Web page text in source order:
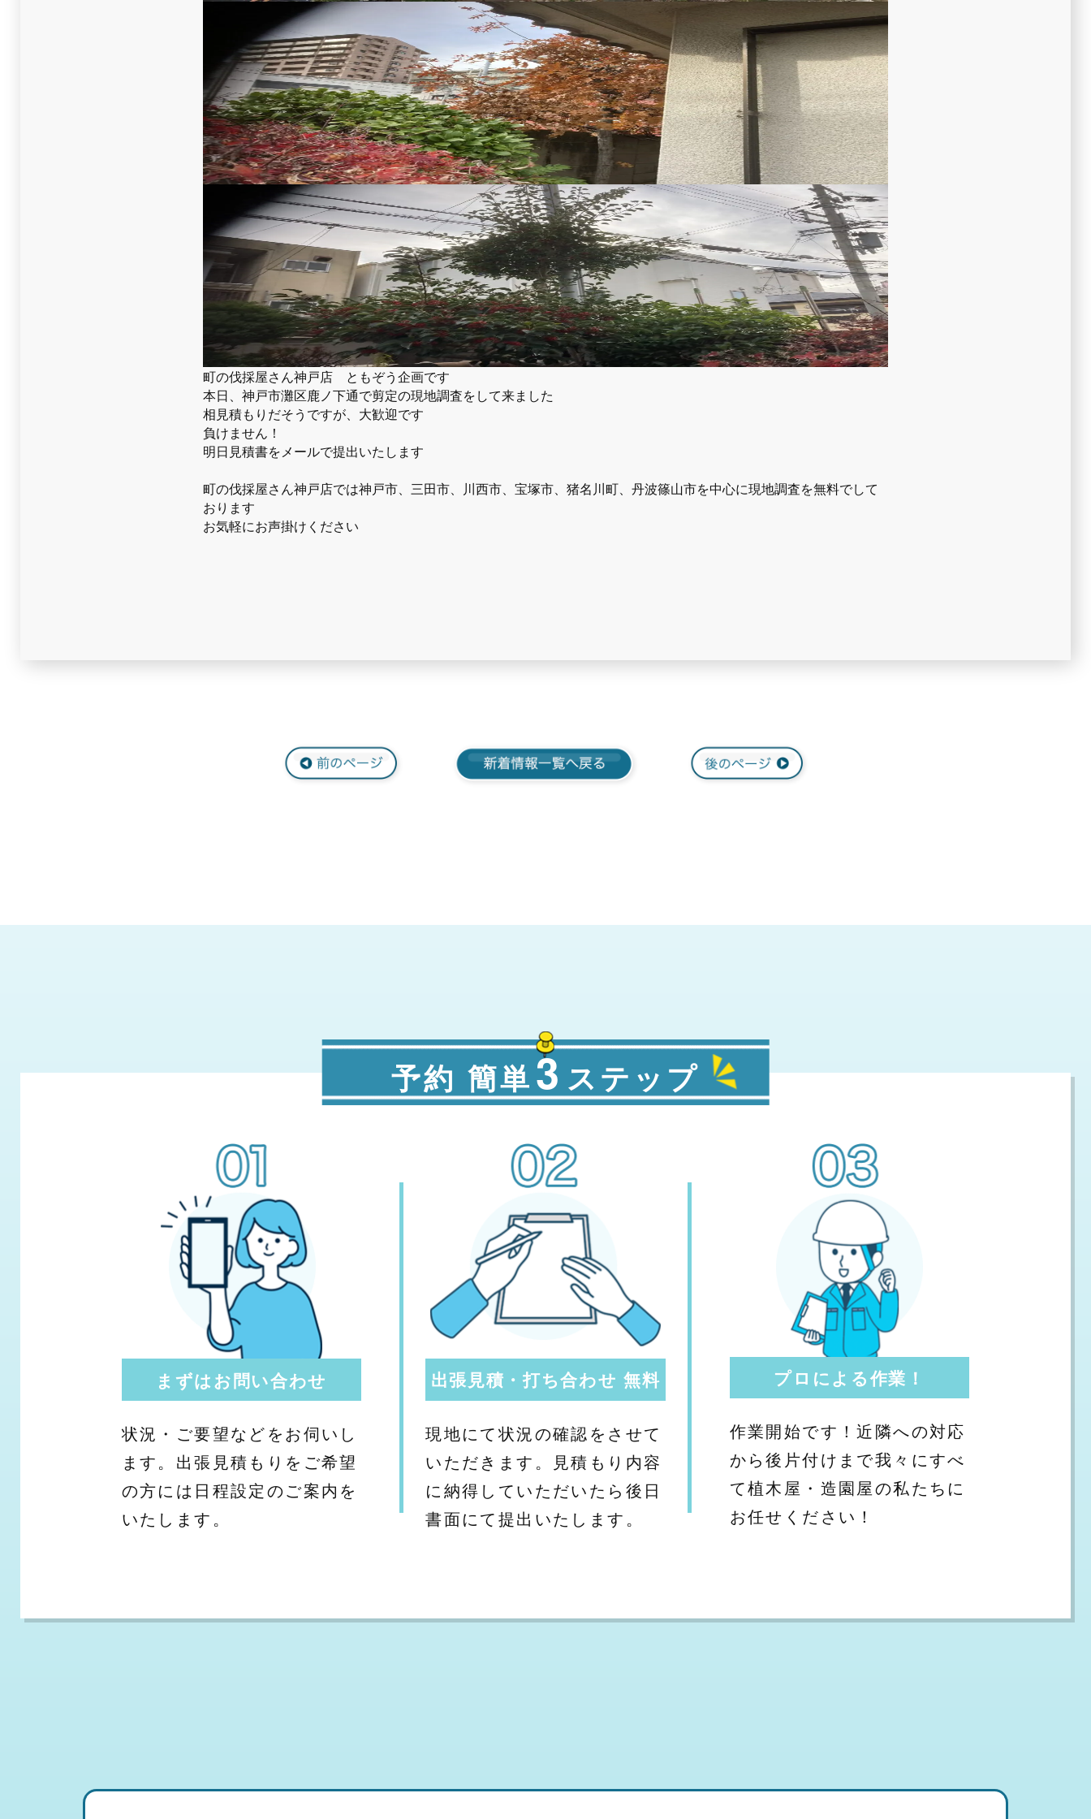
町の伐採屋さん神戸店 ともぞう企画です
本日、神戸市灘区鹿ノ下通で剪定の現地調査をして来ました
相見積もりだそうですが、大歓迎です
負けません！
明日見積書をメールで提出いたします
町の伐採屋さん神戸店では神戸市、三田市、川西市、宝塚市、猪名川町、丹波篠山市を中心に現地調査を無料でして
おります
お気軽にお声掛けください
予約 簡単3 ステップ
まずはお問い合わせ
状況・ご要望などをお伺いし
ます。出張見積もりをご希望
の方には日程設定のご案内を
いたします。
出張見積・打ち合わせ 無料
現地にて状況の確認をさせて
いただきます。見積もり内容
に納得していただいたら後日
書面にて提出いたします。
プロによる作業！
作業開始です！近隣への対応
から後片付けまで我々にすべ
て植木屋・造園屋の私たちに
お任せください！